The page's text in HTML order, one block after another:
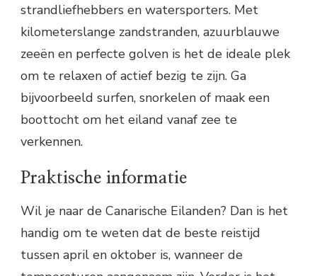
strandliefhebbers en watersporters. Met
kilometerslange zandstranden, azuurblauwe
zeeën en perfecte golven is het de ideale plek
om te relaxen of actief bezig te zijn. Ga
bijvoorbeeld surfen, snorkelen of maak een
boottocht om het eiland vanaf zee te
verkennen.
Praktische informatie
Wil je naar de Canarische Eilanden? Dan is het
handig om te weten dat de beste reistijd
tussen april en oktober is, wanneer de